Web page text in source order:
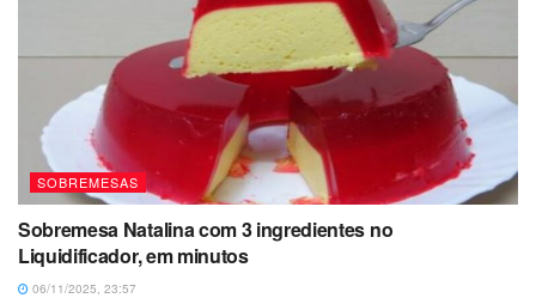
SOBREMESAS
Sobremesa Natalina com 3 ingredientes no
Liquidificador, em minutos
06/11/2025, 23:57